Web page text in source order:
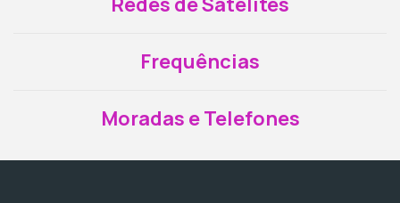
Frequências
Moradas e Telefones